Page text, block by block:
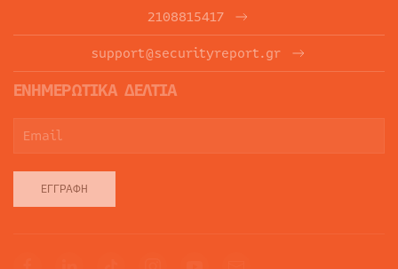
2108815417
support@securityreport.gr
ΕΝΗΜΕΡΩΤΙΚΑ ΔΕΛΤΙΑ
ΕΓΓΡΑΦΉ